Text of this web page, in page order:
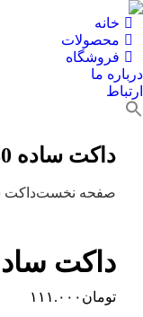
خانه
محصولات
فروشگاه
درباره ما
ارتباط
داکت ساده 30*30 سفید و مشکی
مکان شما:
صفحه نخستداکت
داکت ساده 30*30 سفید و
تومان ۱۱۱.۰۰۰